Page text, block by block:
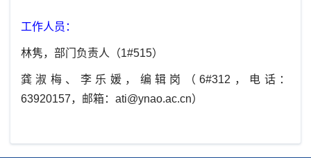
工作人员：
林隽，部门负责人（1#515）
龚淑梅、李乐媛，编辑岗（6#312，电话：
63920157，邮箱：ati@ynao.ac.cn）